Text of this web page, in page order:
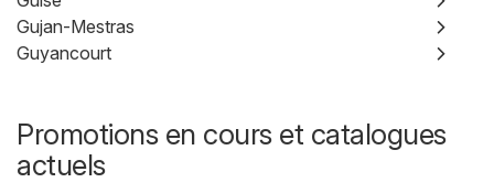
Gujan-Mestras
Guyancourt
Promotions en cours et catalogues
actuels